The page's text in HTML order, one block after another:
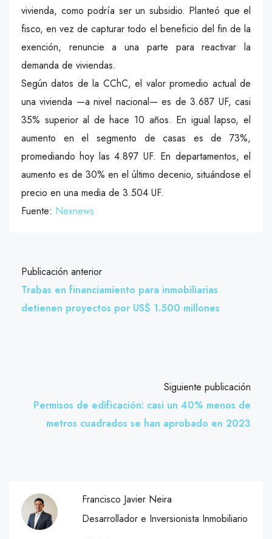
vivienda, como podría ser un subsidio. Planteó que el
fisco, en vez de capturar todo el beneficio del fin de la
exención, renuncie a una parte para reactivar la
demanda de viviendas.
Según datos de la CChC, el valor promedio actual de
una vivienda —a nivel nacional— es de 3.687 UF, casi
35% superior al de hace 10 años. En igual lapso, el
aumento en el segmento de casas es de 73%,
promediando hoy las 4.897 UF. En departamentos, el
aumento es de 30% en el último decenio, situándose el
precio en una media de 3.504 UF.
Fuente: Nexnews
Publicación anterior
Trabas en financiamiento para inmobiliarias
detienen proyectos por US$ 1.500 millones
Siguiente publicación
Permisos de edificación: casi un 40% menos de
metros cuadrados se han aprobado en 2023
Francisco Javier Neira
Desarrollador e Inversionista Inmobiliario